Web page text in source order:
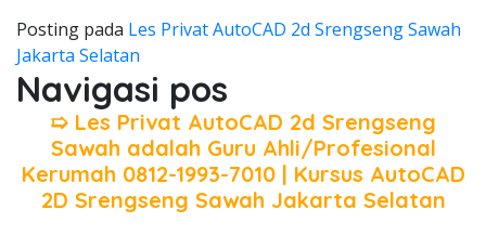
Posting pada Les Privat AutoCAD 2d Srengseng Sawah
Jakarta Selatan
Navigasi pos
➯ Les Privat AutoCAD 2d Srengseng
Sawah adalah Guru Ahli/Profesional
Kerumah 0812-1993-7010 | Kursus AutoCAD
2D Srengseng Sawah Jakarta Selatan